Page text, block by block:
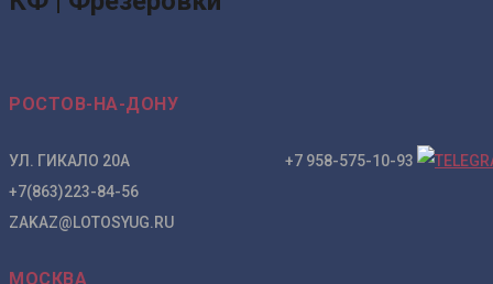
РОСТОВ-НА-ДОНУ
УЛ. ГИКАЛО 20А +7 958-575-10-93
+7(863)223-84-56
ZAKAZ@LOTOSYUG.RU
МОСКВА